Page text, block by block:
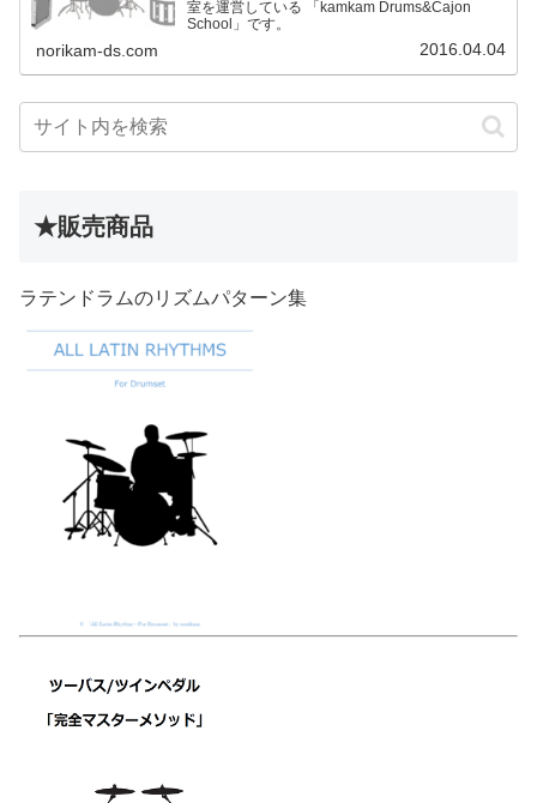
室を運営している 「kamkam Drums&Cajon
School」です。
norikam-ds.com 2016.04.04
★販売商品
ラテンドラムのリズムパターン集